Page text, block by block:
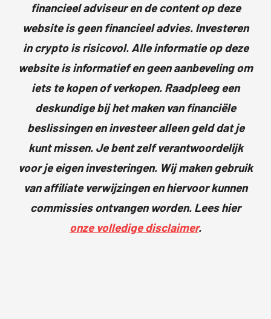
financieel adviseur en de content op deze
website is geen financieel advies. Investeren
in crypto is risicovol. Alle informatie op deze
website is informatief en geen aanbeveling om
iets te kopen of verkopen. Raadpleeg een
deskundige bij het maken van financiële
beslissingen en investeer alleen geld dat je
kunt missen. Je bent zelf verantwoordelijk
voor je eigen investeringen. Wij maken gebruik
van affiliate verwijzingen en hiervoor kunnen
commissies ontvangen worden. Lees hier
onze volledige disclaimer.